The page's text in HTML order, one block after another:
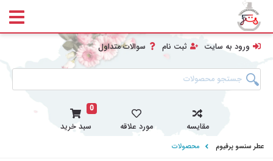
ورود به سایت ثبت نام سوالات متداول
مقایسه مورد علاقه
0
سبد خرید
عطر سنسو پرفیوم محصولات